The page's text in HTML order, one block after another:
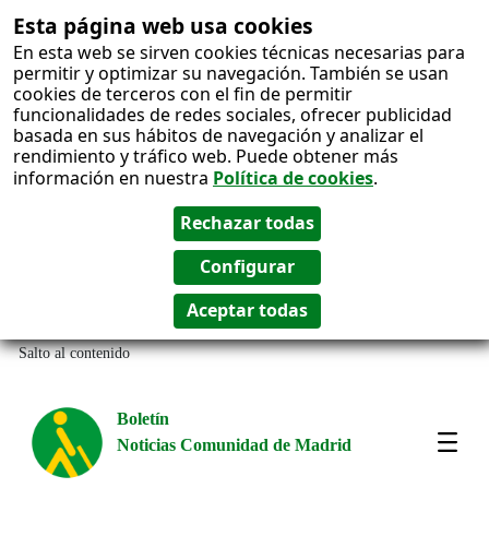
Esta página web usa cookies
En esta web se sirven cookies técnicas necesarias para
permitir y optimizar su navegación. También se usan
cookies de terceros con el fin de permitir
funcionalidades de redes sociales, ofrecer publicidad
basada en sus hábitos de navegación y analizar el
rendimiento y tráfico web. Puede obtener más
información en nuestra Política de cookies.
Salto al contenido
Boletín
Noticias Comunidad de Madrid